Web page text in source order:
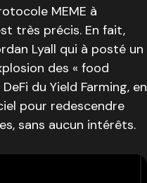
MEME à
très précis. En fait,
Lyall qui à posté un
des « food
du Yield Farming, en
pour redescendre
sans aucun intérêts.